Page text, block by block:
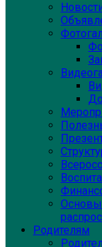
Основы
Родителям